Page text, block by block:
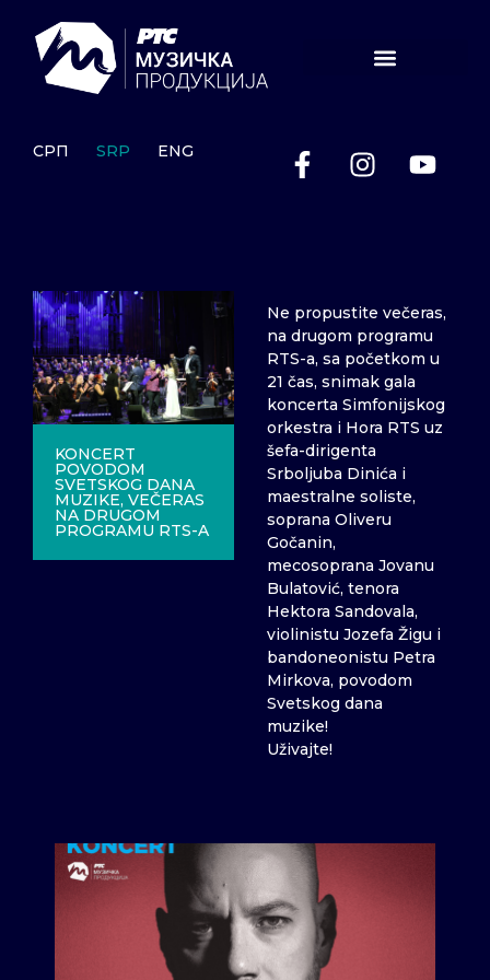
СРП SRP ENG
KONCERT
POVODOM
SVETSKOG DANA
MUZIKE, VEČERAS
NA DRUGOM
PROGRAMU RTS-A
Ne propustite večeras,
na drugom programu
RTS-a, sa početkom u
21 čas, snimak gala
koncerta Simfonijskog
orkestra i Hora RTS uz
šefa-dirigenta
Srboljuba Dinića i
maestralne soliste,
soprana Oliveru
Gočanin,
mecosoprana Jovanu
Bulatović, tenora
Hektora Sandovala,
violinistu Jozefa Žigu i
bandoneonistu Petra
Mirkova, povodom
Svetskog dana
muzike!
Uživajte!